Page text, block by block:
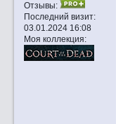
Отзывы:
Последний визит:
03.01.2024 16:08
Моя коллекция: